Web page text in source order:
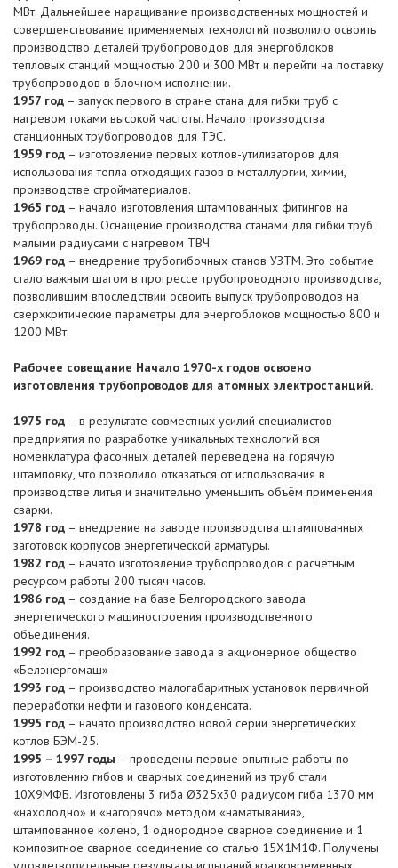
МВт. Дальнейшее наращивание производственных мощностей и
совершенствование применяемых технологий позволило освоить
производство деталей трубопроводов для энергоблоков
тепловых станций мощностью 200 и 300 МВт и перейти на поставку
трубопроводов в блочном исполнении.
1957 год – запуск первого в стране стана для гибки труб с
нагревом токами высокой частоты. Начало производства
станционных трубопроводов для ТЭС.
1959 год – изготовление первых котлов-утилизаторов для
использования тепла отходящих газов в металлургии, химии,
производстве стройматериалов.
1965 год – начало изготовления штампованных фитингов на
трубопроводы. Оснащение производства станами для гибки труб
малыми радиусами с нагревом ТВЧ.
1969 год – внедрение трубогибочных станов УЗТМ. Это событие
стало важным шагом в прогрессе трубопроводного производства,
позволившим впоследствии освоить выпуск трубопроводов на
сверхкритические параметры для энергоблоков мощностью 800 и
1200 МВт.
Рабочее совещание Начало 1970-х годов освоено
изготовления трубопроводов для атомных электростанций.
1975 год – в результате совместных усилий специалистов
предприятия по разработке уникальных технологий вся
номенклатура фасонных деталей переведена на горячую
штамповку, что позволило отказаться от использования в
производстве литья и значительно уменьшить объём применения
сварки.
1978 год – внедрение на заводе производства штампованных
заготовок корпусов энергетической арматуры.
1982 год – начато изготовление трубопроводов с расчётным
ресурсом работы 200 тысяч часов.
1986 год – создание на базе Белгородского завода
энергетического машиностроения производственного
объединения.
1992 год – преобразование завода в акционерное общество
«Белэнергомаш»
1993 год – производство малогабаритных установок первичной
переработки нефти и газового конденсата.
1995 год – начато производство новой серии энергетических
котлов БЭМ-25.
1995 – 1997 годы – проведены первые опытные работы по
изготовлению гибов и сварных соединений из труб стали
10Х9МФБ. Изготовлены 3 гиба Ø325х30 радиусом гиба 1370 мм
«нахолодно» и «нагорячо» методом «наматывания»,
штампованное колено, 1 однородное сварное соединение и 1
композитное сварное соединение со сталью 15Х1М1Ф. Получены